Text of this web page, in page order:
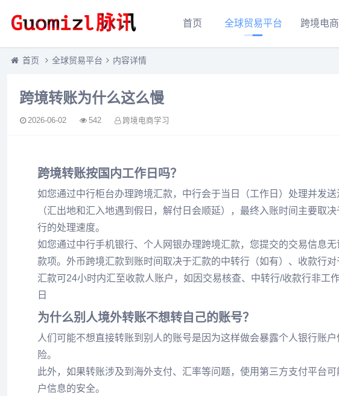
首页 全球贸易平台 跨境电
首页 全球贸易平台 内容详情
跨境转账为什么这么慢
2026-06-02 542 跨境电商学习
跨境转账按国内工作日吗？
如您通过中行柜台办理跨境汇款，中行会于当日（工作日）处理并发
（汇出地和汇入地遇到假日，解付日会顺延），最终入账时间主要取
行的处理速度。
如您通过中行手机银行、个人网银办理跨境汇款，您提交的交易信息
款项。外币跨境汇款到账时间取决于汇款的中转行（如有）、收款行
汇款可24小时内汇至收款人账户，如因交易核查、中转行/收款行非工
日
为什么别人境外转账不想转自己的账号？
人们可能不想直接转账到别人的账号是因为这样做会暴露个人银行账
险。
此外，如果转账涉及到海外支付、汇率等问题，使用第三方支付平台
户信息的安全。